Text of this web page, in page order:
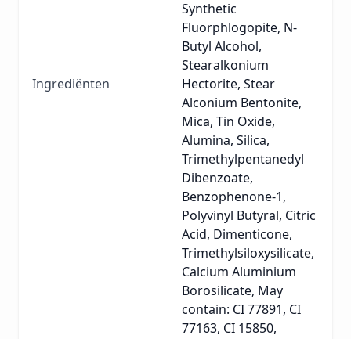
Ingrediënten
Synthetic
Fluorphlogopite, N-
Butyl Alcohol,
Stearalkonium
Hectorite, Stear
Alconium Bentonite,
Mica, Tin Oxide,
Alumina, Silica,
Trimethylpentanedyl
Dibenzoate,
Benzophenone-1,
Polyvinyl Butyral, Citric
Acid, Dimenticone,
Trimethylsiloxysilicate,
Calcium Aluminium
Borosilicate, May
contain: CI 77891, CI
77163, CI 15850,